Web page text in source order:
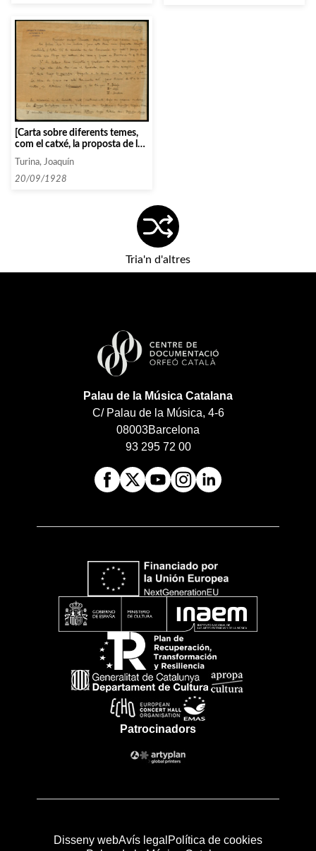
[Carta sobre diferents temes,
com el catxé, la proposta de la
cantant Callao i sobre l’obra
inèdita de piano li diu que fa
referència a Caldetes]
Turina, Joaquín
20/09/1928
Tria'n d'altres
Palau de la Música Catalana
C/ Palau de la Música, 4-6
08003Barcelona
93 295 72 00
Patrocinadors
Disseny webAvís legal Política de cookies